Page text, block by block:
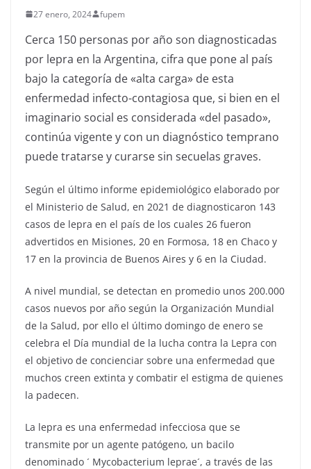
27 enero, 2024 fupem
Cerca 150 personas por año son diagnosticadas
por lepra en la Argentina, cifra que pone al país
bajo la categoría de «alta carga» de esta
enfermedad infecto-contagiosa que, si bien en el
imaginario social es considerada «del pasado»,
continúa vigente y con un diagnóstico temprano
puede tratarse y curarse sin secuelas graves.
Según el último informe epidemiológico elaborado por
el Ministerio de Salud, en 2021 de diagnosticaron 143
casos de lepra en el país de los cuales 26 fueron
advertidos en Misiones, 20 en Formosa, 18 en Chaco y
17 en la provincia de Buenos Aires y 6 en la Ciudad.
A nivel mundial, se detectan en promedio unos 200.000
casos nuevos por año según la Organización Mundial
de la Salud, por ello el último domingo de enero se
celebra el Día mundial de la lucha contra la Lepra con
el objetivo de concienciar sobre una enfermedad que
muchos creen extinta y combatir el estigma de quienes
la padecen.
La lepra es una enfermedad infecciosa que se
transmite por un agente patógeno, un bacilo
denominado ´ Mycobacterium leprae´, a través de las